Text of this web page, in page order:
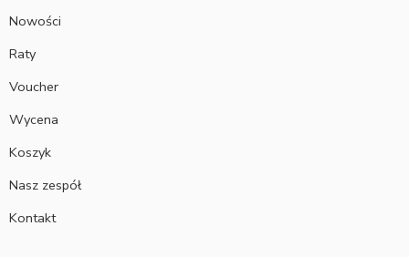
Nowości
Raty
Voucher
Wycena
Koszyk
Nasz zespół
Kontakt